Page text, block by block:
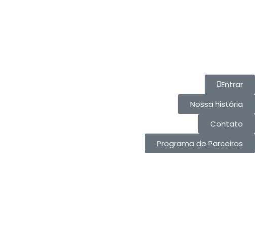
Entrar
Nossa história
Contato
Programa de Parceiros